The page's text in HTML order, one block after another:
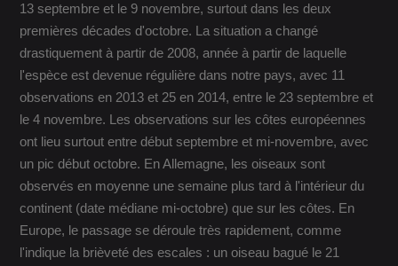
13 septembre et le 9 novembre, surtout dans les deux
premières décades d'octobre. La situation a changé
drastiquement à partir de 2008, année à partir de laquelle
l'espèce est devenue régulière dans notre pays, avec 11
observations en 2013 et 25 en 2014, entre le 23 septembre et
le 4 novembre. Les observations sur les côtes européennes
ont lieu surtout entre début septembre et mi-novembre, avec
un pic début octobre. En Allemagne, les oiseaux sont
observés en moyenne une semaine plus tard à l'intérieur du
continent (date médiane mi-octobre) que sur les côtes. En
Europe, le passage se déroule très rapidement, comme
l'indique la brièveté des escales : un oiseau bagué le 21